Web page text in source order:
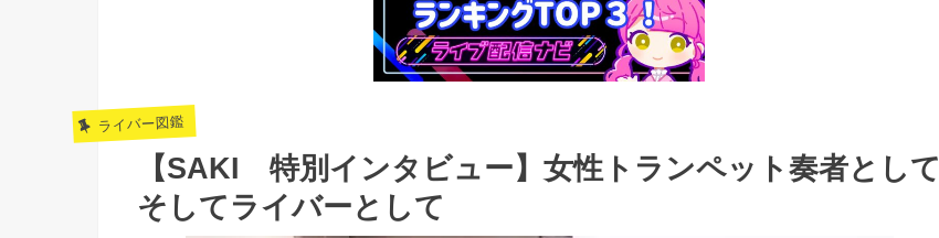
ライバー図鑑
【SAKI 特別インタビュー】女性トランペット奏者として
そしてライバーとして